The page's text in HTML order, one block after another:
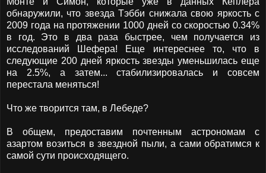
обнаружили, что звезда Тэбби снижала свою яркость с
2009 года на протяжении 1000 дней со скоростью 0.34%
в год. Это в два раза быстрее, чем получается из
исследований Шефера! Еще интереснее то, что в
следующие 200 дней яркость звезды уменьшилась еще
на 2.5%, а затем... стабилизировалась и совсем
перестала меняться!
Что же творится там, в Лебеде?
В общем, предоставим почтенным астрономам с
азартом возиться в звездной пыли, а сами обратимся к
самой сути происходящего.